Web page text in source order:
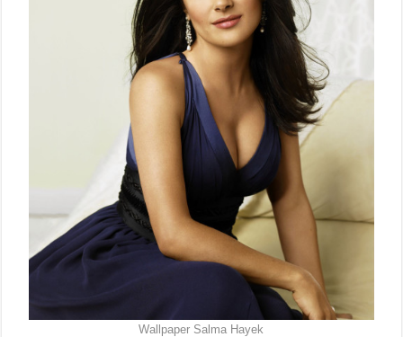
Wallpaper Salma Hayek